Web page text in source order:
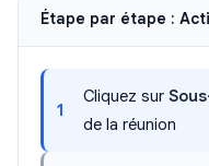
Étape par étape :
1
Cliquez sur
de la réunion